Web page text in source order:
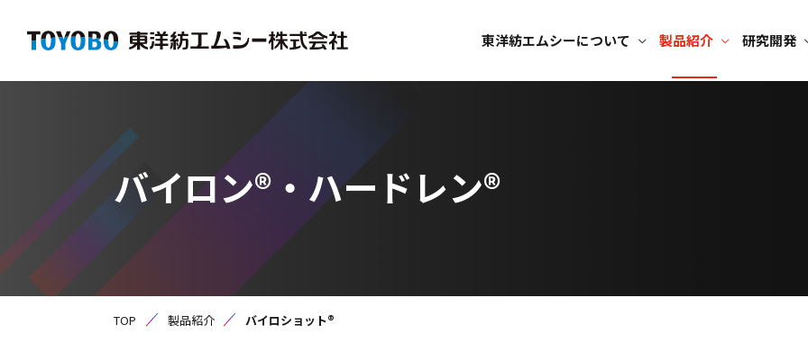
東洋紡エムシーについて 製品紹介 研究開発
バイロン®・ハードレン®
TOP 製品紹介 バイロショット®